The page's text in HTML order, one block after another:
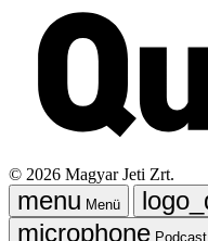
© 2026 Magyar Jeti Zrt.
Menü
Podcast